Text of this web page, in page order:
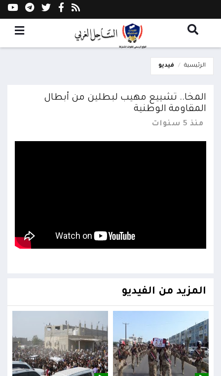
الرئيسية فيديو
المخا.. تشييع مهيب لبطلين من أبطال
المقاومة الوطنية
منذ 5 سنوات
المزيد من الفيديو